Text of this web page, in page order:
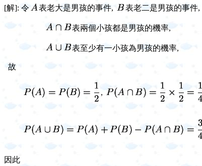
[解]: 令 表老大是男孩的事件, 表老二是男孩的事件,
表兩個小孩都是男孩的機率,
表至少有一小孩為男孩的機率,
故
,
因此